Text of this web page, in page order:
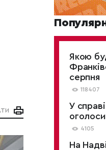
Якою
серпня
118407
У
4105
На